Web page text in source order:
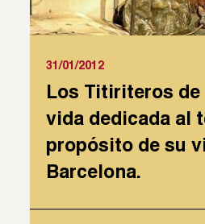
31/01/2012
Los Titiriteros de
vida dedicada al
propósito de su
Barcelona.